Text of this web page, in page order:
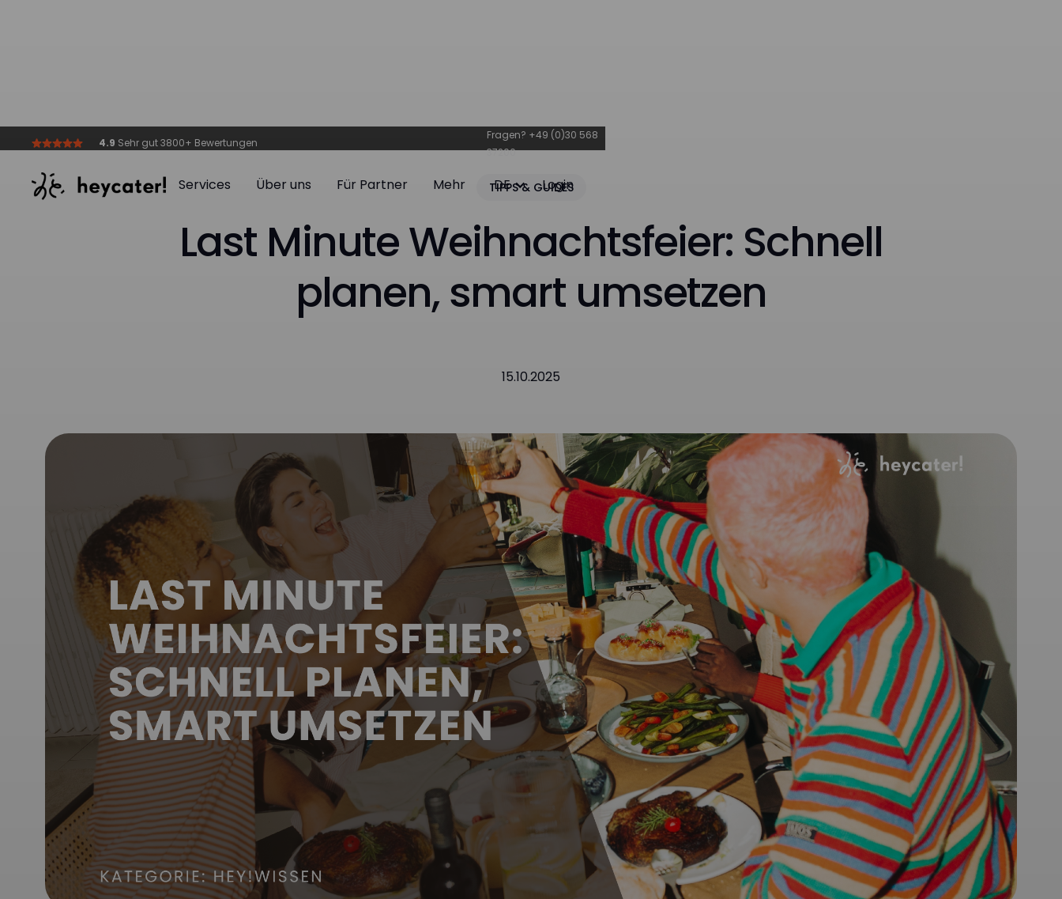
4.9 Sehr gut 3800+ Bewertungen
Fragen? +49 (0)30 568
37200
Services
Über uns
Für Partner
Mehr
DE
Login
TIPPS & GUIDES
Last Minute Weihnachtsfeier: Schnell
planen, smart umsetzen
15.10.2025